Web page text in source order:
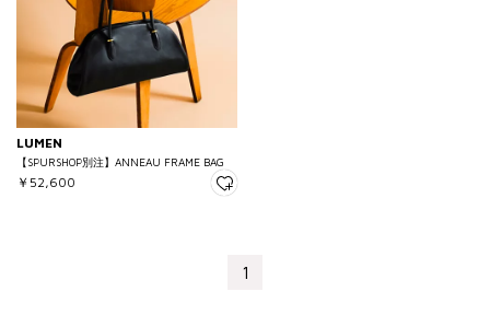
LUMEN
【SPURSHOP別注】ANNEAU FRAME BAG
￥52,600
1